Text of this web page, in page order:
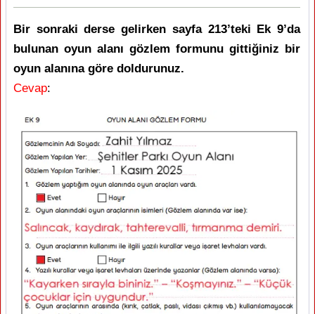
Bir sonraki derse gelirken sayfa 213’teki Ek 9’da
bulunan oyun alanı gözlem formunu gittiğiniz bir
oyun alanına göre doldurunuz.
Cevap: